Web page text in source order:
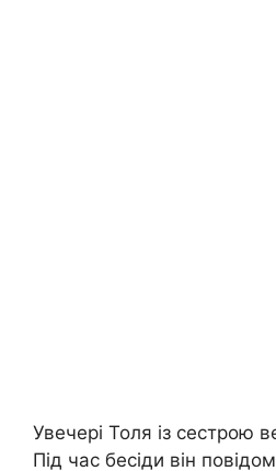
Увечері Толя із сестрою
Під час бесіди він